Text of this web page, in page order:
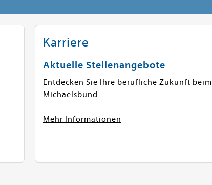
Karriere
Aktuelle Stellenangebote
Entdecken Sie Ihre berufliche Zukunft beim
Michaelsbund.
Mehr Informationen